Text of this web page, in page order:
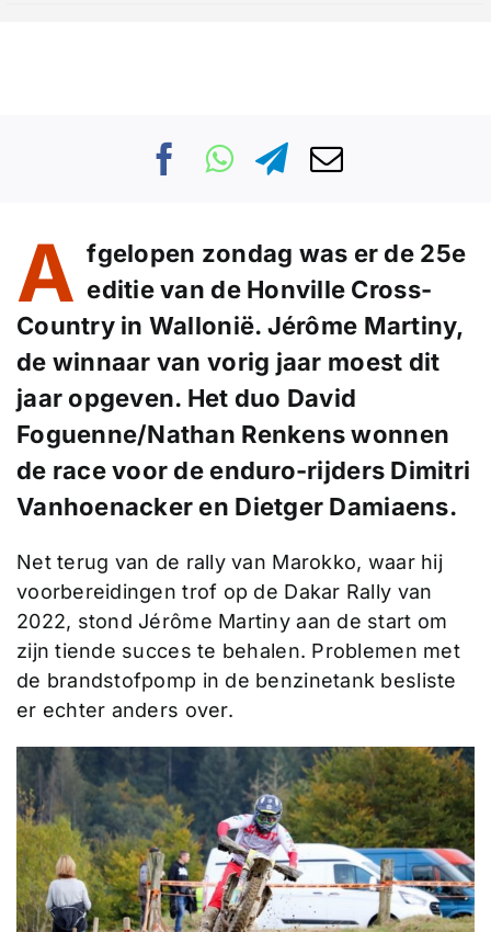
A fgelopen zondag was er de 25e
editie van de Honville Cross-
Country in Wallonië. Jérôme Martiny,
de winnaar van vorig jaar moest dit
jaar opgeven. Het duo David
Foguenne/Nathan Renkens wonnen
de race voor de enduro-rijders Dimitri
Vanhoenacker en Dietger Damiaens.
Net terug van de rally van Marokko, waar hij
voorbereidingen trof op de Dakar Rally van
2022, stond Jérôme Martiny aan de start om
zijn tiende succes te behalen. Problemen met
de brandstofpomp in de benzinetank besliste
er echter anders over.